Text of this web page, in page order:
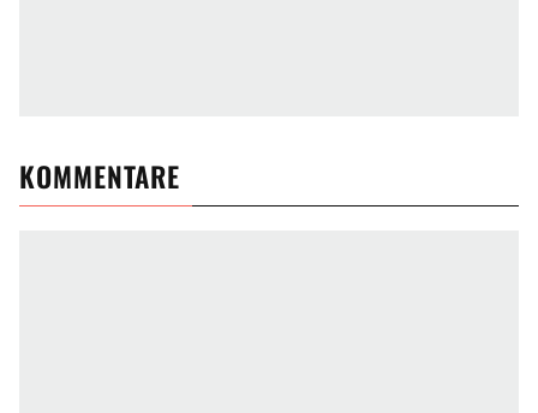
KOMMENTARE